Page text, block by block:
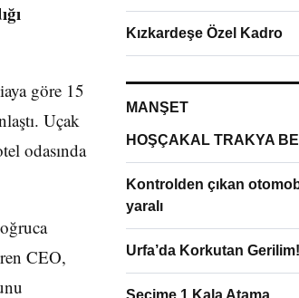
göre 15
Uçak
odasında
CEO,
Kızkardeşe Özel Kadro
MANŞET
HOŞÇAKAL TRAKYA
Kontrolden çıkan
yaralı
Urfa’da Korkutan Gerilim!
Seçime 1 Kala Atama